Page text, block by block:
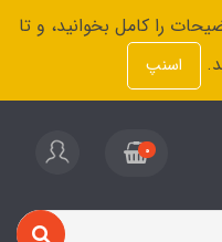
را کامل بخوانید، و تا
اسنپ
0